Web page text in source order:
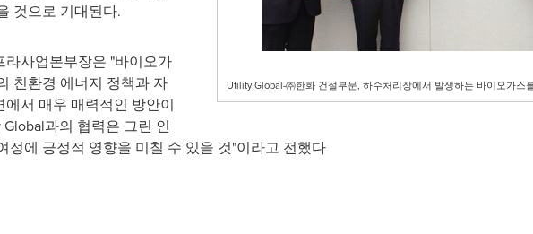
Utility Global-㈜한화 건설부문, 하수처리장에서 발생하는 바이오가스
것으로 기대된다.
사업본부장은 "바이오가
친환경 에너지 정책과 자
서 매우 매력적인 방안이
과의 협력은 그린 인
정에 긍정적 영향을 미칠 수 있을 것"이라고 전했다